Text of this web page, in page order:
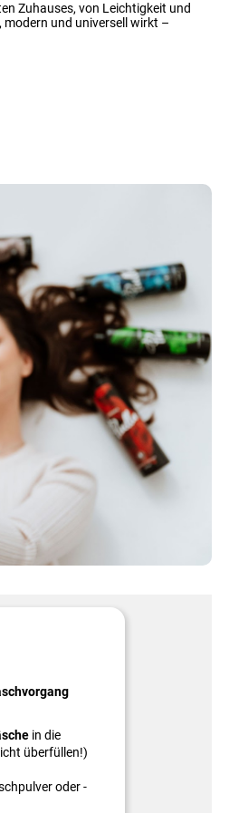
Zuhauses, von Leichtigkeit und
modern und universell wirkt –
in die
überfüllen!)
oder -